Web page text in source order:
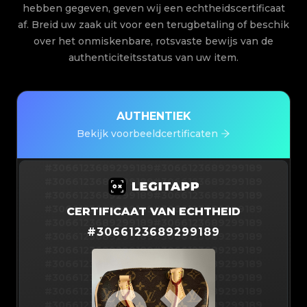
hebben gegeven, geven wij een echtheidscertificaat
af. Breid uw zaak uit voor een terugbetaling of beschik
over het onmiskenbare, rotsvaste bewijs van de
authenticiteitsstatus van uw item.
AUTHENTIEK
Bekijk voorbeeldcertificaten
#3066123689299189#3066123689299189
#3066123689299189#3066123689299189
#3066123689299189#3066123689299189
#3066123689299189#3066123689299189
#3066123689299189#3066123689299189
#3066123689299189#3066123689299189
#3066123689299189#3066123689299189
CERTIFICAAT VAN ECHTHEID
#3066123689299189